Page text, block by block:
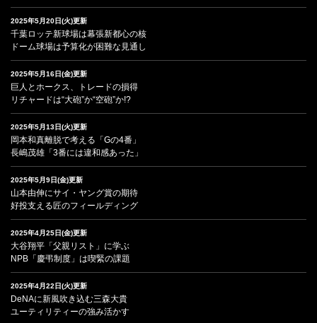
2025年5月20日(火)更新
千葉ロッテ新球場は幕張新都心の核
ドーム球場は予算化が困難な見通し
2025年5月16日(金)更新
巨人とホークス、トレードの損得
リチャードは“大砲”か“空砲”か!?
2025年5月13日(火)更新
岡本和真離脱で考える「Gの4番」
長嶋茂雄「3番には違和感あった」
2025年5月9日(金)更新
山本由伸にサイ・ヤング賞の期待
好投支える匠のフィールディング
2025年4月25日(金)更新
大谷翔平「父親リスト」に学ぶ
NPB「慶弔制度」は喫緊の課題
2025年4月22日(火)更新
DeNAに新風吹き込む三森大貴
ユーティリティーの強み活かす